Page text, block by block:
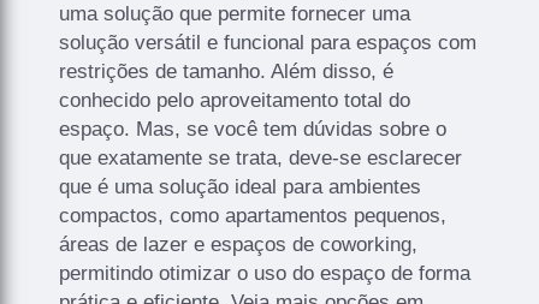
uma solução que permite fornecer uma
solução versátil e funcional para espaços com
restrições de tamanho. Além disso, é
conhecido pelo aproveitamento total do
espaço. Mas, se você tem dúvidas sobre o
que exatamente se trata, deve-se esclarecer
que é uma solução ideal para ambientes
compactos, como apartamentos pequenos,
áreas de lazer e espaços de coworking,
permitindo otimizar o uso do espaço de forma